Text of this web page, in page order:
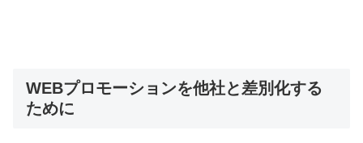
WEBプロモーションを他社と差別化する
ために